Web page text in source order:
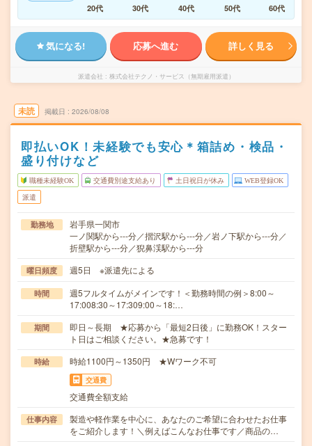
20代
30代 40代 50代 60代
気になる! 応募へ進む 詳しく見る
派遣会社 株式会社テクノ・サービス（無期雇用派遣）
未読 掲載日 2026/08/08
即払いOK！未経験でも安心＊箱詰め・検品・
盛り付けなど
職種未経験OK 交通費別途支給あり 土日祝日が休み WEB登録OK
派遣
勤務地
岩手県一関市
一ノ関駅から---分／摺沢駅から---分／岩ノ下駅から---分／
折壁駅から---分／猊鼻渓駅から---分
曜日頻度 週5日 ※派遣先による
時間
週5フルタイムがメインです！＜勤務時間の例＞8:00～
17:008:30～17:309:00～18:…
期間
即日～長期 ★応募から「最短2日後」に勤務OK！スター
ト日はご相談ください。★急募です！
時給 時給1100円～1350円 ★Wワーク不可
交通費
交通費全額支給
仕事内容
製造や軽作業を中心に、あなたのご希望に合わせたお仕事
をご紹介します！＼例えばこんなお仕事です／商品の…